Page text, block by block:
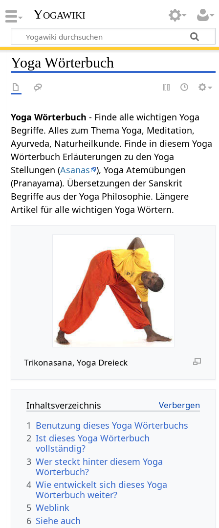
Yogawiki
Yoga Wörterbuch
Yoga Wörterbuch - Finde alle wichtigen Yoga
Begriffe. Alles zum Thema Yoga, Meditation,
Ayurveda, Naturheilkunde. Finde in diesem Yoga
Wörterbuch Erläuterungen zu den Yoga
Stellungen (Asanas ), Yoga Atemübungen
(Pranayama). Übersetzungen der Sanskrit
Begriffe aus der Yoga Philosophie. Längere
Artikel für alle wichtigen Yoga Wörtern.
Trikonasana, Yoga Dreieck
Inhaltsverzeichnis
1 Benutzung dieses Yoga Wörterbuchs
2 Ist dieses Yoga Wörterbuch
vollständig?
3 Wer steckt hinter diesem Yoga
Wörterbuch?
4 Wie entwickelt sich dieses Yoga
Wörterbuch weiter?
5 Weblink
6 Siehe auch